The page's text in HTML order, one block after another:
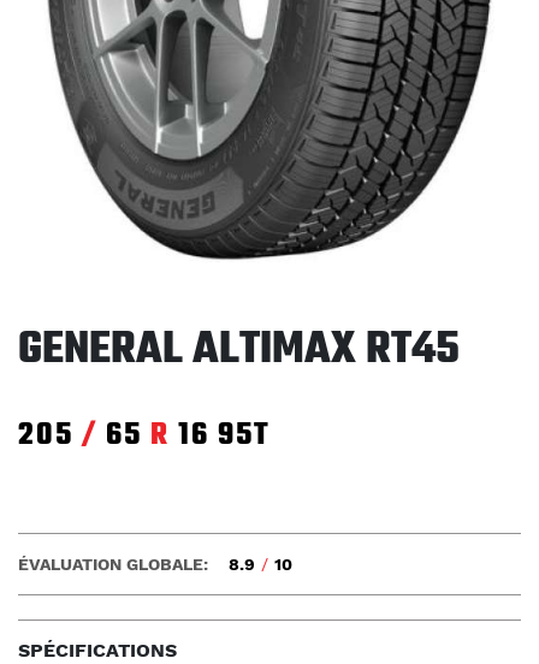
GENERAL ALTIMAX RT45
205 / 65 R 16 95T
SPÉCIFICATIONS
ÉVALUATION GLOBALE: 8.9 / 10